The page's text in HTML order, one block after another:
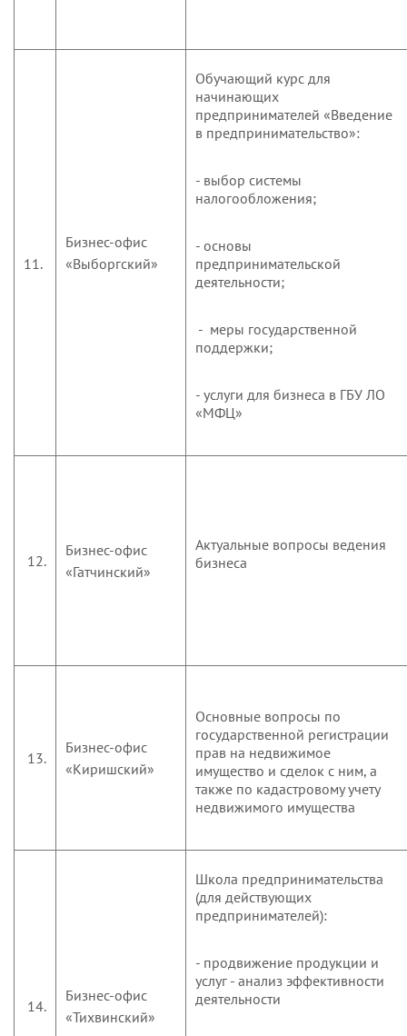
11.
Бизнес-офис
«Выборгский»
Обучающий курс для
начинающих
предпринимателей «Введение
в предпринимательство»:
- выбор системы
налогообложения;
- основы
предпринимательской
деятельности;
- меры государственной
поддержки;
- услуги для бизнеса в ГБУ ЛО
«МФЦ»
12.
Бизнес-офис
«Гатчинский»
Актуальные вопросы ведения
бизнеса
13.
Бизнес-офис
«Киришский»
Основные вопросы по
государственной регистрации
прав на недвижимое
имущество и сделок с ним, а
также по кадастровому учету
недвижимого имущества
14.
Бизнес-офис
«Тихвинский»
Школа предпринимательства
(для действующих
предпринимателей):
- продвижение продукции и
услуг - анализ эффективности
деятельности